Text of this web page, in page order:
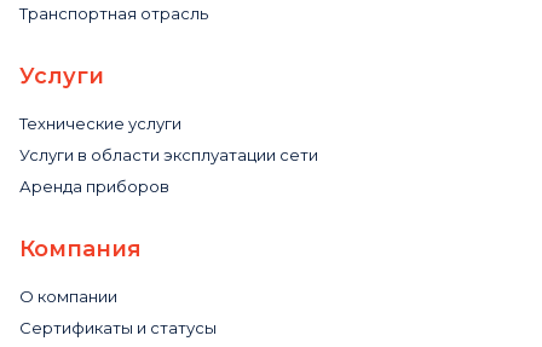
Транспортная отрасль
Услуги
Технические услуги
Услуги в области эксплуатации сети
Аренда приборов
Компания
О компании
Сертификаты и статусы